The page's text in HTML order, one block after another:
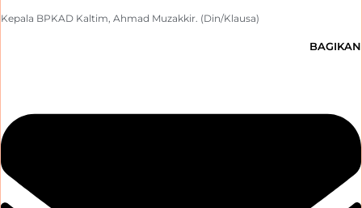
Kepala BPKAD Kaltim, Ahmad Muzakkir. (Din/Klausa)
BAGIKAN